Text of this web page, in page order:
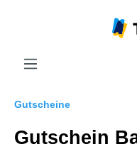
Gutscheine
Gutschein